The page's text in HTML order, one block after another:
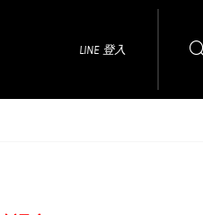
LINE 登入